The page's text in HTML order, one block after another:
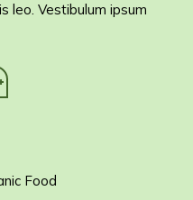
leo. Vestibulum ipsum
Food